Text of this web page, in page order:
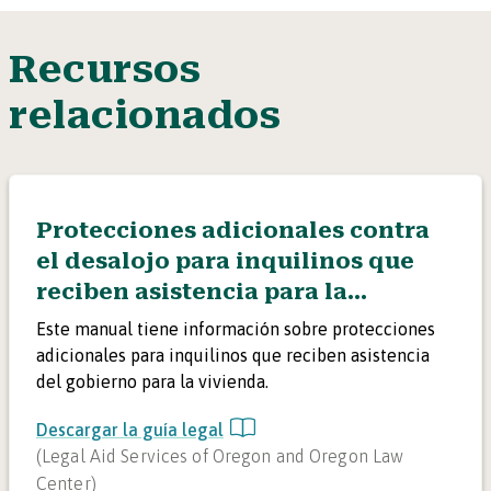
Recursos
relacionados
Protecciones adicionales contra
el desalojo para inquilinos que
reciben asistencia para la
vivienda
Este manual tiene información sobre protecciones
adicionales para inquilinos que reciben asistencia
del gobierno para la vivienda.
Descargar la guía legal
(Legal Aid Services of Oregon and Oregon Law
Center)